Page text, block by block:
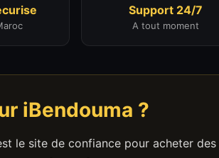
Support 24/7
A tout moment
iBendouma ?
le site de confiance pour acheter des